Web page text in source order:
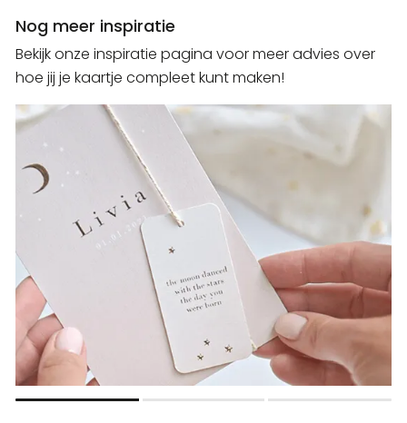
Nog meer inspiratie
Bekijk onze inspiratie pagina voor meer advies over
hoe jij je kaartje compleet kunt maken!